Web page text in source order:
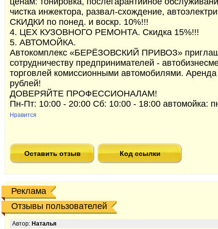
чистка инжектора, развал-схождение,
СКИДКИ по понед. и воскр. 10%!!!
4. ЦЕХ КУЗОВНОГО РЕМОНТА. Скидка 15%!!!
5. АВТОМОЙКА.
Автокомплекс «БЕРЁЗОВСКИЙ ПРИВОЗ»
сотрудничеству предпринимателей -
торговлей комиссионными автомобилями.
рублей!
ДОВЕРЯЙТЕ ПРОФЕССИОНАЛАМ!
Пн-Пт: 10:00 - 20:00 Сб: 10:00 - 18:00 автомойка:
Нравится
Оставить отзыв Код ссылки
Реклама
Отзывы пользователей
Автор: Наталья